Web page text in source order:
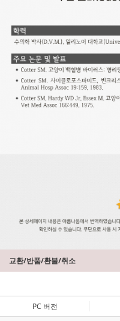
교환/반품/환불/취소
PC 버전